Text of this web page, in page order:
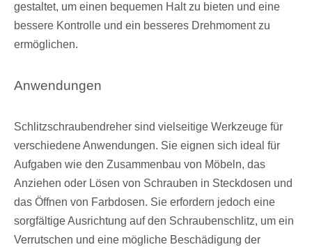
gestaltet, um einen bequemen Halt zu bieten und eine
bessere Kontrolle und ein besseres Drehmoment zu
ermöglichen.
Anwendungen
Schlitzschraubendreher sind vielseitige Werkzeuge für
verschiedene Anwendungen. Sie eignen sich ideal für
Aufgaben wie den Zusammenbau von Möbeln, das
Anziehen oder Lösen von Schrauben in Steckdosen und
das Öffnen von Farbdosen. Sie erfordern jedoch eine
sorgfältige Ausrichtung auf den Schraubenschlitz, um ein
Verrutschen und eine mögliche Beschädigung der